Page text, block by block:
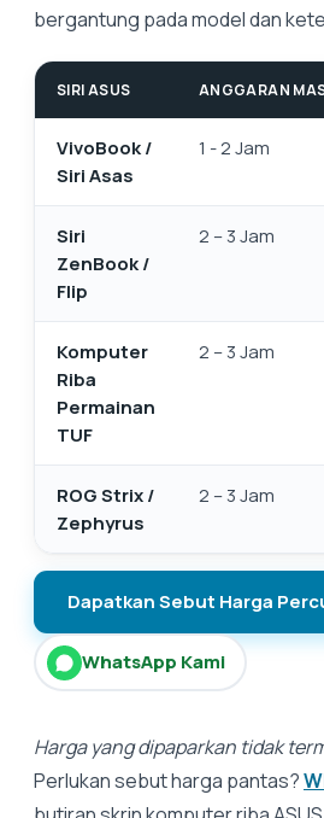
bergantung pada model dan
SIRI ASUS ANGGARAN
VivoBook /
Siri Asas
1 - 2 Jam
Siri
ZenBook /
Flip
2 – 3 Jam
Komputer
Riba
Permainan
TUF
2 – 3 Jam
ROG Strix /
Zephyrus
2 – 3 Jam
Dapatkan Sebut Harga
WhatsApp Kami
Harga yang dipaparkan tidak
Perlukan sebut harga pantas?